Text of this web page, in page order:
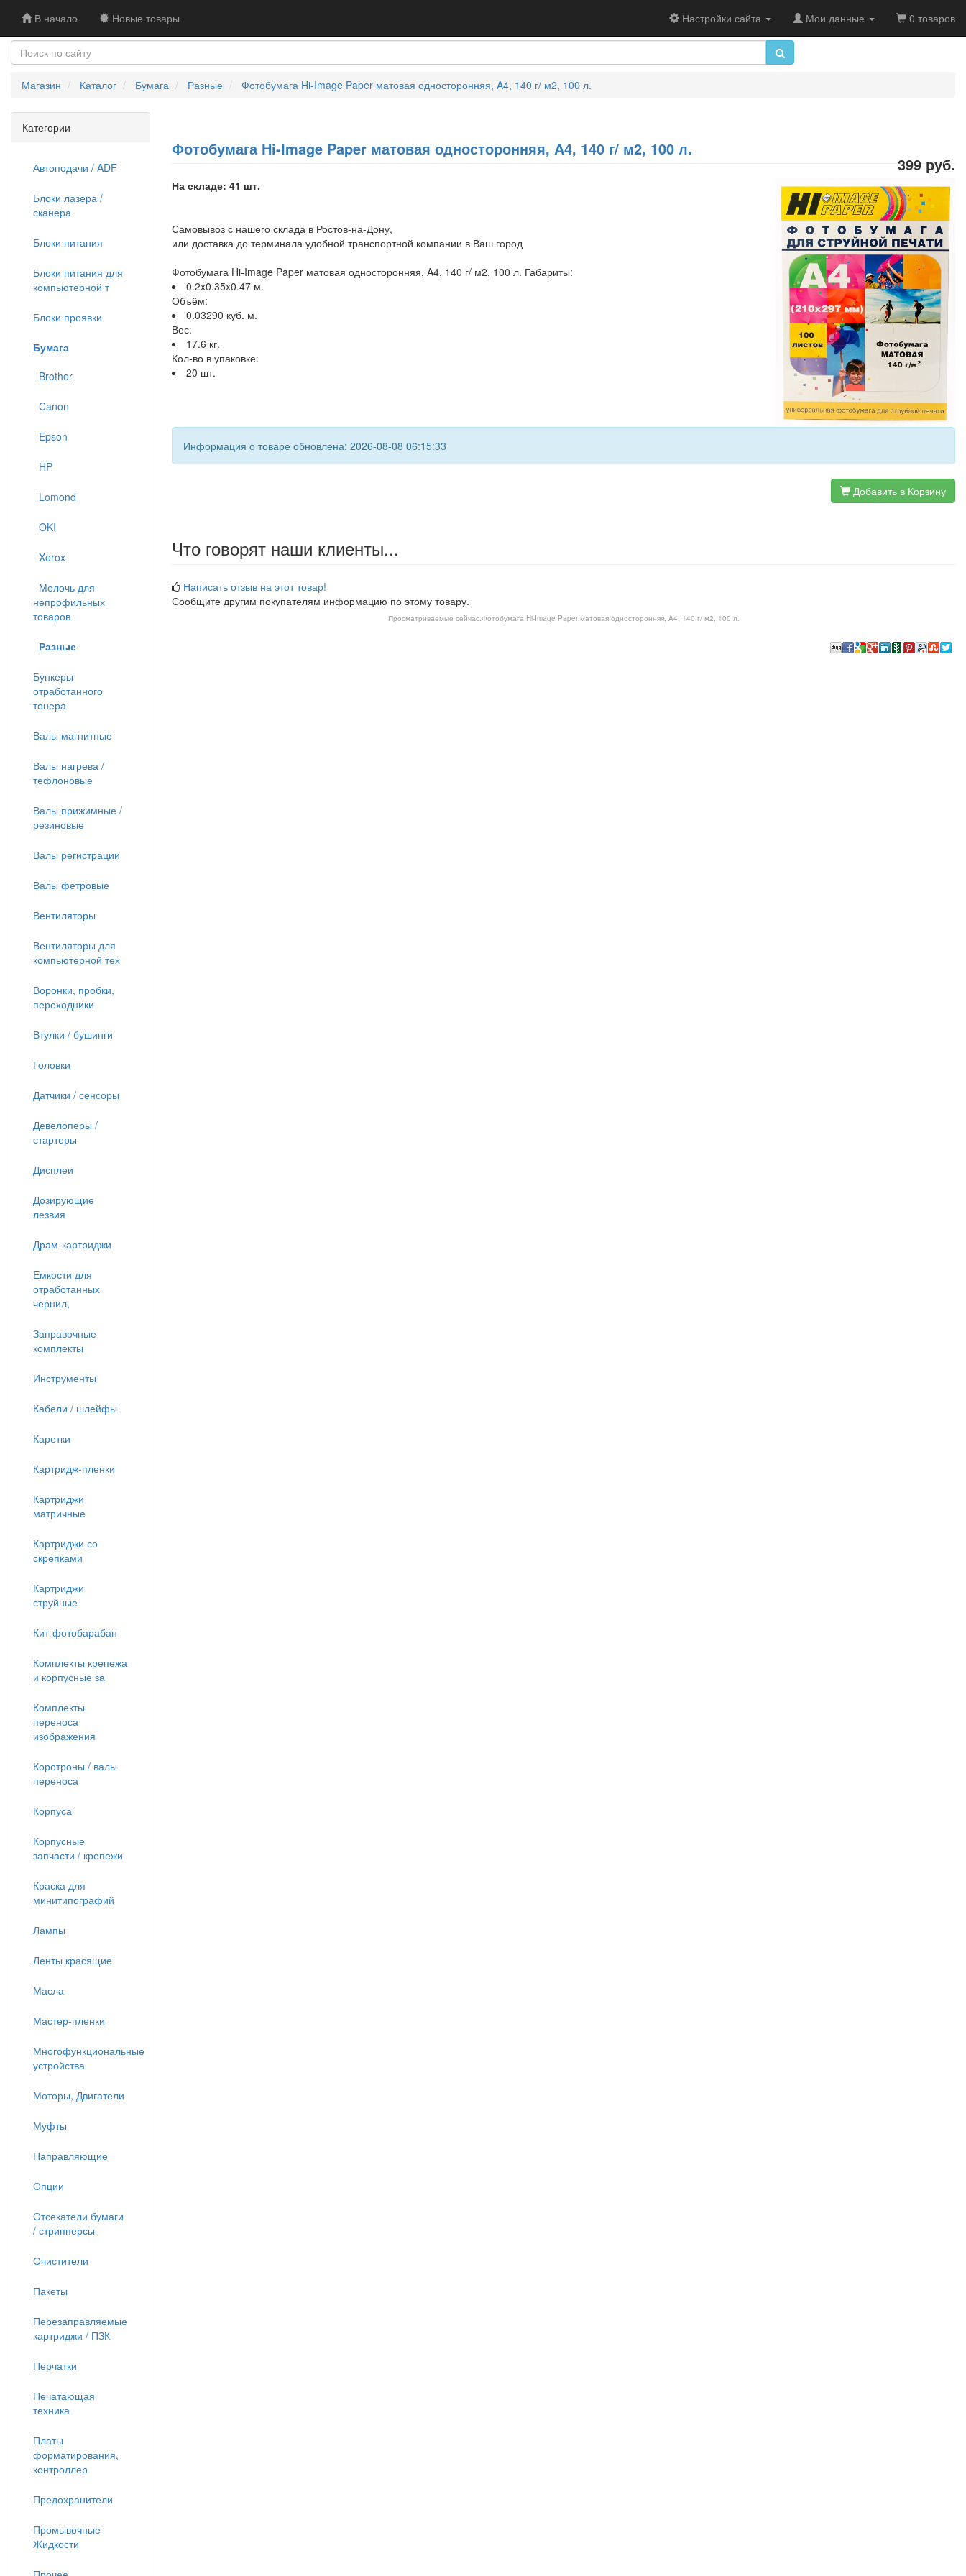
В начало Новые товары Настройки сайта Мои данные 0 товаров
Магазин Каталог Бумага Разные Фотобумага Hi-Image Paper матовая односторонняя, A4, 140 г/ м2, 100 л.
Фотобумага Hi-Image Paper матовая односторонняя, A4, 140 г/ м2, 100 л.
399 руб.
На складе: 41 шт.
Самовывоз с нашего склада в Ростов-на-Дону,
или доставка до терминала удобной транспортной компании в Ваш город
Фотобумага Hi-Image Paper матовая односторонняя, A4, 140 г/ м2, 100 л. Габариты:
0.2x0.35x0.47 м.
Объём:
0.03290 куб. м.
Вес:
17.6 кг.
Кол-во в упаковке:
20 шт.
Информация о товаре обновлена: 2026-08-08 06:15:33
Добавить в Корзину
Что говорят наши клиенты...
Написать отзыв на этот товар!
Сообщите другим покупателям информацию по этому товару.
Просматриваемые сейчас:Фотобумага Hi-Image Paper матовая односторонняя, A4, 140 г/ м2, 100 л.
Категории
Автоподачи / ADF
Блоки лазера /
сканера
Блоки питания
Блоки питания для
компьютерной т
Блоки проявки
Бумага
Brother
Canon
Epson
HP
Lomond
OKI
Xerox
Мелочь для
непрофильных
товаров
Разные
Бункеры
отработанного
тонера
Валы магнитные
Валы нагрева /
тефлоновые
Валы прижимные /
резиновые
Валы регистрации
Валы фетровые
Вентиляторы
Вентиляторы для
компьютерной тех
Воронки, пробки,
переходники
Втулки / бушинги
Головки
Датчики / сенсоры
Девелоперы /
стартеры
Дисплеи
Дозирующие
лезвия
Драм-картриджи
Емкости для
отработанных
чернил,
Заправочные
комплекты
Инструменты
Кабели / шлейфы
Каретки
Картридж-пленки
Картриджи
матричные
Картриджи со
скрепками
Картриджи
струйные
Кит-фотобарабан
Комплекты крепежа
и корпусные за
Комплекты
переноса
изображения
Коротроны / валы
переноса
Корпуса
Корпусные
запчасти / крепежи
Краска для
минитипографий
Лампы
Ленты красящие
Масла
Мастер-пленки
Многофункциональные
устройства
Моторы, Двигатели
Муфты
Направляющие
Опции
Отсекатели бумаги
/ стрипперсы
Очистители
Пакеты
Перезаправляемые
картриджи / ПЗК
Перчатки
Печатающая
техника
Платы
форматирования,
контроллер
Предохранители
Промывочные
Жидкости